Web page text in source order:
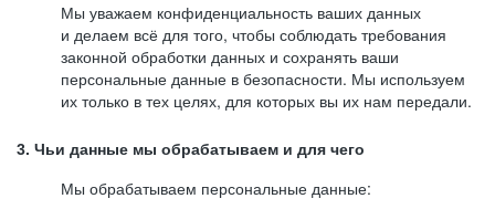
Мы уважаем конфиденциальность ваших данных
и делаем всё для того, чтобы соблюдать требования
законной обработки данных и сохранять ваши
персональные данные в безопасности. Мы используем
их только в тех целях, для которых вы их нам передали.
3. Чьи данные мы обрабатываем и для чего
Мы обрабатываем персональные данные: